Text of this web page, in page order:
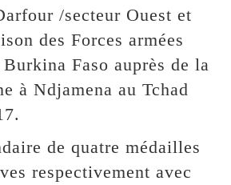
/secteur Ouest et
des Forces armées
Faso auprès de la
à Ndjamena au Tchad
de quatre médailles
respectivement avec